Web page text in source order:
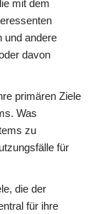
mit dem
und andere
davon
primären Ziele
Was
zu
für
die der
für ihre